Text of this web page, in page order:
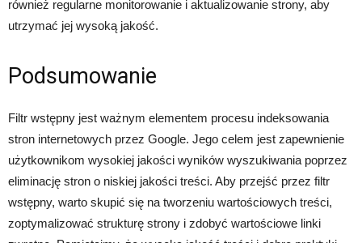
również regularne monitorowanie i aktualizowanie strony, aby
utrzymać jej wysoką jakość.
Podsumowanie
Filtr wstępny jest ważnym elementem procesu indeksowania
stron internetowych przez Google. Jego celem jest zapewnienie
użytkownikom wysokiej jakości wyników wyszukiwania poprzez
eliminację stron o niskiej jakości treści. Aby przejść przez filtr
wstępny, warto skupić się na tworzeniu wartościowych treści,
zoptymalizować strukturę strony i zdobyć wartościowe linki